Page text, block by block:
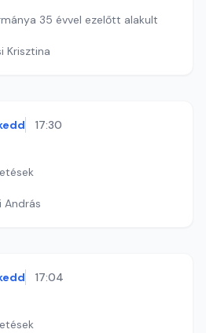
35 évvel ezelőtt alakult
Krisztina
17:30
András
17:04